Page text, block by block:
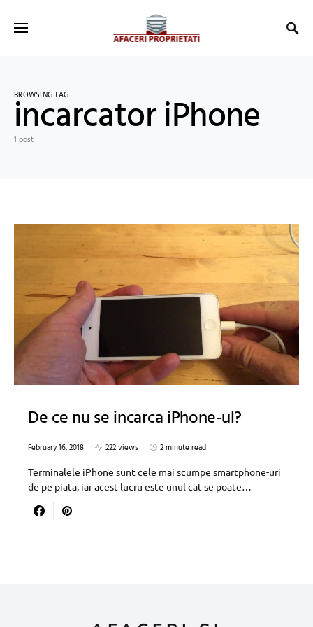
BROWSING TAG
incarcator iPhone
1 post
De ce nu se incarca iPhone-ul?
February 16, 2018 222 views
2 minute read
Terminalele iPhone sunt cele mai scumpe smartphone-uri
de pe piata, iar acest lucru este unul cat se poate…